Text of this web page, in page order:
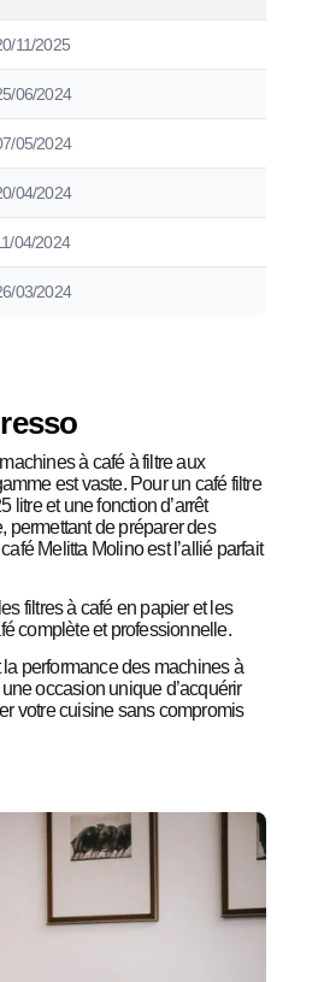
11/2025
06/2024
05/2024
04/2024
04/2024
03/2024
à café à filtre aux
est vaste. Pour un café filtre
litre et une fonction d’arrêt
permettant de préparer des
Melitta Molino est l’allié parfait
filtres à café en papier et les
complète et professionnelle.
performance des machines à
occasion unique d’acquérir
votre cuisine sans compromis